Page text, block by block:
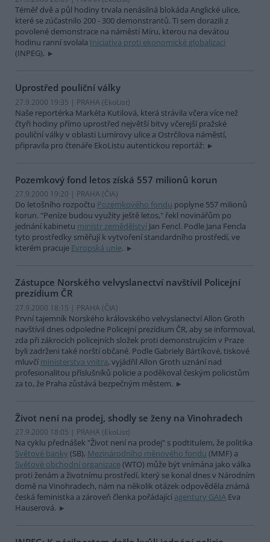
Téměř dvě a půl hodiny trvala nenásilná blokáda Anglické ulice,
které se zúčastnilo 200 - 300 demonstrantů. Ti sem dorazili z
povolené demonstrace na náměstí Míru, kterou na devátou
hodinu ranní svolala Iniciativa proti ekonomické globalizaci
(INPEG).
Uprostřed pouliční války
27.9.2000 19:35 | PRAHA (EkoList)
Naše reportérka Markéta Kutilová, která strávila včera více než
čtyři hodiny přímo uprostřed největší bitvy včerejší pražské
pouliční války v oblasti Lumírovy ulice a Ostrčilova náměstí,
připravila pro čtenáře EkoListu autentickou reportáž:
Pozemkový fond letos získá 557 milionů korun
27.9.2000 19:20 | PRAHA (ČIA)
Do letošního rozpočtu Pozemkového fondu poplyne 557 milionů
korun. "Peníze budou využity ještě letos," řekl novinářům po
jednání kabinetu ministr zemědělství Jan Fencl. Podle Jana Fencla
tyto prostředky směřují k vytvoření standardního prostředí, ve
kterém pracuje Evropská unie.
Zástupce Norského velvyslanectví navštívil Policejní
prezídium ČR
27.9.2000 18:15 | PRAHA (ČIA)
První tajemník Norského královského velvyslanectví Allon Groth
navštívil dnes odpoledne Policejní prezídium ČR, aby se informoval,
zda při zákrocích policejních složek proti demonstrujícím v Praze
byli zadrženi také norští občané. Podle Gabriely Bártíkové, tiskové
mluvčí ministerstva vnitra, vyjádřil Allon Groth uznání nad
profesionalitou příslušníků policie a poděkoval českým policistům
za to, že Praha zůstává bezpečným městem.
Život není na prodej, shodly se ženy na Vinohradech
27.9.2000 18:05 | PRAHA (EkoList)
Na cyklu přednášek "Život není na prodej" s podtitulem, že politika
Světové banky (SB), Mezinárodního měnového fondu (MMF) a
Světové obchodní organizace(WTO) může být vnímána jako válka
proti ženám a životnímu prostředí, který se konal dnes v Národním
domě na Vinohradech, nám na několik otázek odpověděla známá
česká feministka a zároveň členka pořádající agentury GAIA Eva
Hauserová.